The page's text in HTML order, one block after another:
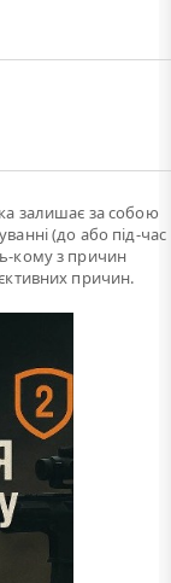
залишає за собою
(до або під-час
кому з причин
причин.